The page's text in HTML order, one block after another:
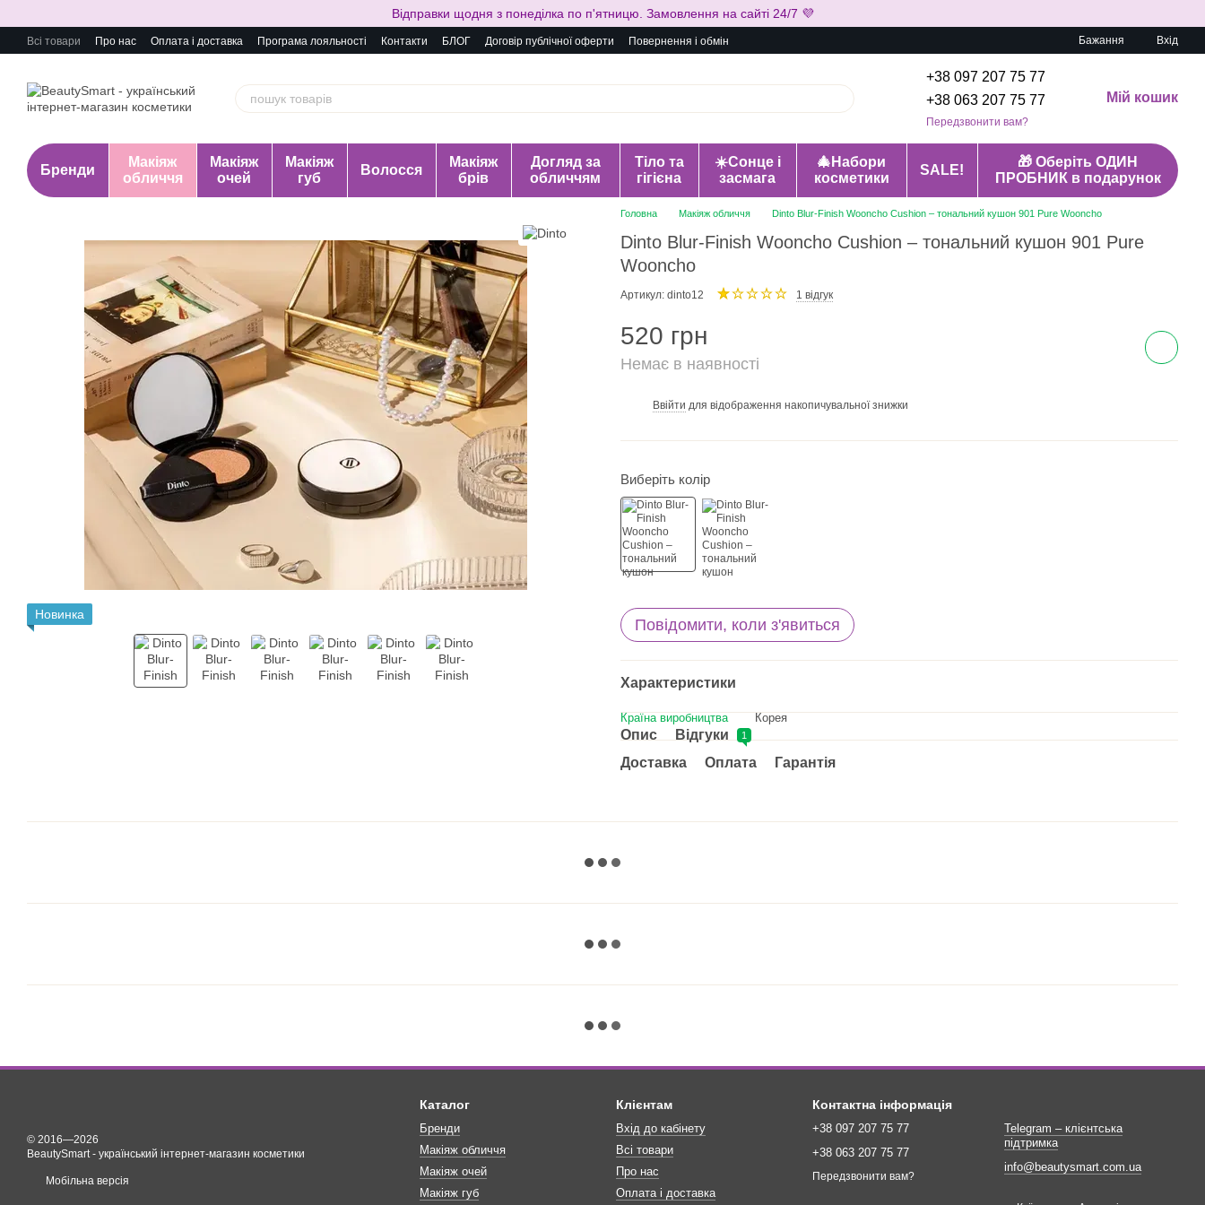
Відправки щодня з понеділка по п'ятницю. Замовлення на сайті 24/7 💜
Всі товари Про нас Оплата і доставка Програма лояльності Контакти БЛОГ Договір публічної оферти Повернення і обмін Бажання Вхід
+38 097 207 75 77
+38 063 207 75 77
Передзвонити вам?
Мій кошик
Бренди
Макіяж
обличчя
Макіяж
очей
Макіяж
губ
Волосся
Макіяж
брів
Догляд за
обличчям
Тіло та
гігієна
☀️Сонце і
засмага
🎄Набори
косметики
SALE!
🎁 Оберіть ОДИН
ПРОБНИК в подарунок
Новинка
Головна Макіяж обличчя Dinto Blur-Finish Wooncho Cushion – тональний кушон 901 Pure Wooncho
Dinto Blur-Finish Wooncho Cushion – тональний кушон 901 Pure
Wooncho
Артикул: dinto12 1 відгук
520 грн
Немає в наявності
Ввійти для відображення накопичувальної знижки
Виберіть колір
Повідомити, коли з'явиться
Характеристики
Країна виробництва Корея
Опис Відгуки 1
Доставка Оплата Гарантія
© 2016—2026
BeautySmart - український інтернет-магазин косметики
Мобільна версія
Каталог
Бренди
Макіяж обличчя
Макіяж очей
Макіяж губ
Клієнтам
Вхід до кабінету
Всі товари
Про нас
Оплата і доставка
Контактна інформація
+38 097 207 75 77
+38 063 207 75 77
Передзвонити вам?
Telegram – клієнтська
підтримка
info@beautysmart.com.ua